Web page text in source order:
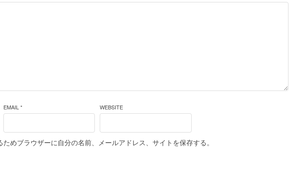
EMAIL * WEBSITE
めブラウザーに自分の名前、メールアドレス、サイトを保存する。